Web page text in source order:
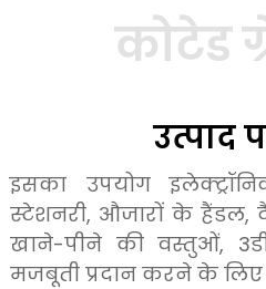
कोटेड
उत्पाद
इसका उपयोग
स्टेशनरी, औजारों के हैंडल,
खाने-पीने की वस्तुओं,
मजबूती प्रदान करने के लिए